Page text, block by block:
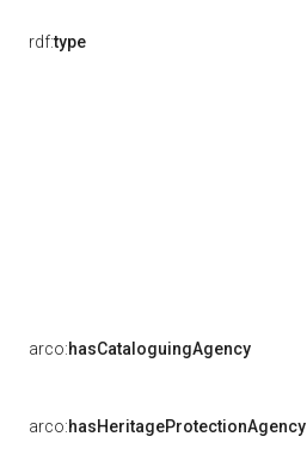
rdf:type
arco:hasCataloguingAgency
arco:hasHeritageProtectionAgency